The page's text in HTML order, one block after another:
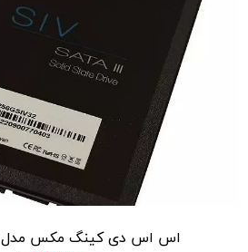
اس اس دی کینگ مکس مدل SIV 512GB